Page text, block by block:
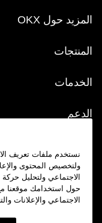
المزيد حول OKX
المنتجات
الخدمات
الدعم
حاسبة العملات
تداول
نستخدم ملفات تعريف
ولتخصيص المحتوى
الاجتماعي ولتحليل
حول استخدامك موقعنا
الاجتماعي والإعلانات